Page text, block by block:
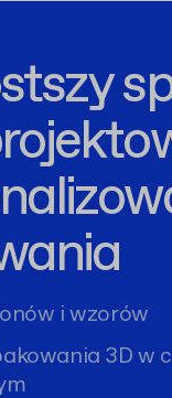
i wzorów
3D w